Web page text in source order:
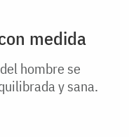
medida
hombre se
y sana.